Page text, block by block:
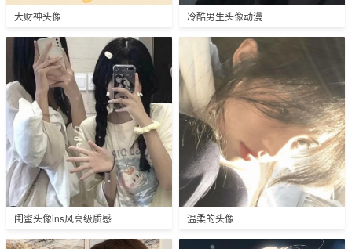
大财神头像 冷酷男生头像动漫
闺蜜头像ins风高级质感 温柔的头像